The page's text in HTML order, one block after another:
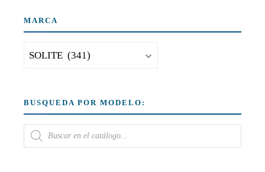
MARCA
BUSQUEDA POR MODELO: